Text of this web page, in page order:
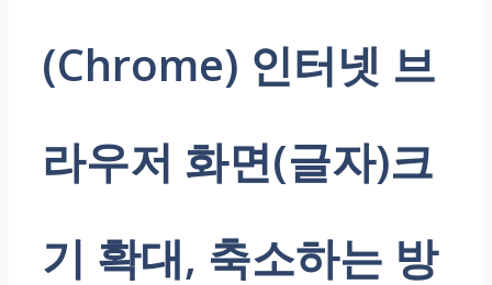
(Chrome) 인터넷 브
라우저 화면(글자)크
기 확대, 축소하는 방